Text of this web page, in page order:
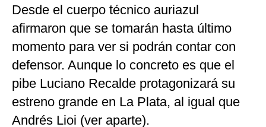
Desde el cuerpo técnico auriazul
afirmaron que se tomarán hasta último
momento para ver si podrán contar con
defensor. Aunque lo concreto es que el
pibe Luciano Recalde protagonizará su
estreno grande en La Plata, al igual que
Andrés Lioi (ver aparte).